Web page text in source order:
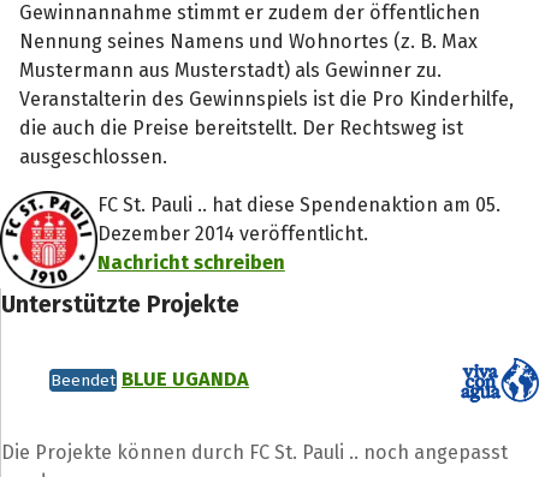
Gewinnannahme stimmt er zudem der öffentlichen
Nennung seines Namens und Wohnortes (z. B. Max
Mustermann aus Musterstadt) als Gewinner zu.
Veranstalterin des Gewinnspiels ist die Pro Kinderhilfe,
die auch die Preise bereitstellt. Der Rechtsweg ist
ausgeschlossen.
FC St. Pauli .. hat diese Spendenaktion am 05.
Dezember 2014 veröffentlicht.
Nachricht schreiben
Unterstützte Projekte
Beendet BLUE UGANDA
Die Projekte können durch FC St. Pauli .. noch angepasst